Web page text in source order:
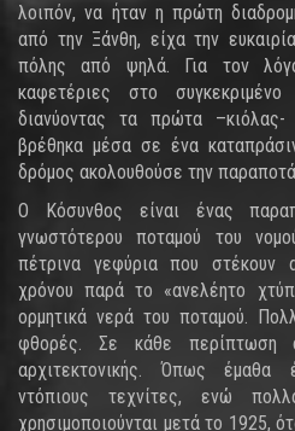
λοιπόν, να ήταν η πρώτη
από την Ξάνθη, είχα την
πόλης από ψηλά. Για τον
καφετέριες στο συγκεκριμένο
διανύοντας τα πρώτα –κιόλας-
βρέθηκα μέσα σε ένα
δρόμος ακολουθούσε την
Ο Κόσυνθος είναι ένας
γνωστότερου ποταμού του
πέτρινα γεφύρια που
χρόνου παρά το «ανελέητο
ορμητικά νερά του ποταμού.
φθορές. Σε κάθε περίπτωση
αρχιτεκτονικής. Όπως έμαθα
ντόπιους τεχνίτες, ενώ
χρησιμοποιούνται μετά το 1925,